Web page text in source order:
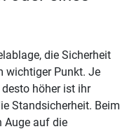
die Sicherheit
wichtiger Punkt. Je
höher ist ihr
Standsicherheit. Beim
Auge auf die